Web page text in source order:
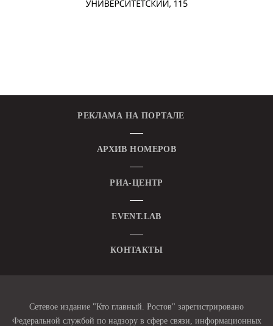
РЕКЛАМА НА ПОРТАЛЕ
АРХИВ НОМЕРОВ
РИА-ЦЕНТР
EVENT.LAB
КОНТАКТЫ
Сетевое издание "Кто главный. Ростов" зарегистрировано
Федеральной службой по надзору в сфере связи, информационных